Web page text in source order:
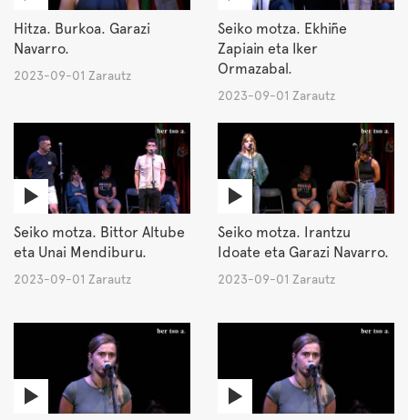
Hitza. Burkoa. Garazi
Navarro.
2023-09-01 Zarautz
Seiko motza. Ekhiñe
Zapiain eta Iker
Ormazabal.
2023-09-01 Zarautz
Seiko motza. Bittor Altube
eta Unai Mendiburu.
2023-09-01 Zarautz
Seiko motza. Irantzu
Idoate eta Garazi Navarro.
2023-09-01 Zarautz